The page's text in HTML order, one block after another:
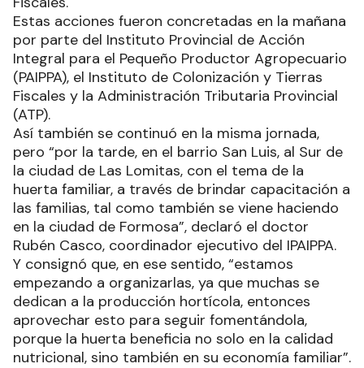
Estas acciones fueron concretadas en la mañana
por parte del Instituto Provincial de Acción
Integral para el Pequeño Productor Agropecuario
(PAIPPA), el Instituto de Colonización y Tierras
Fiscales y la Administración Tributaria Provincial
(ATP).
Así también se continuó en la misma jornada,
pero “por la tarde, en el barrio San Luis, al Sur de
la ciudad de Las Lomitas, con el tema de la
huerta familiar, a través de brindar capacitación a
las familias, tal como también se viene haciendo
en la ciudad de Formosa”, declaró el doctor
Rubén Casco, coordinador ejecutivo del IPAIPPA.
Y consignó que, en ese sentido, “estamos
empezando a organizarlas, ya que muchas se
dedican a la producción hortícola, entonces
aprovechar esto para seguir fomentándola,
porque la huerta beneficia no solo en la calidad
nutricional, sino también en su economía familiar”.